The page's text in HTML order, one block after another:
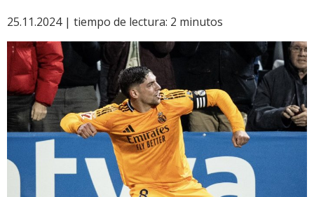
25.11.2024 | tiempo de lectura: 2 minutos